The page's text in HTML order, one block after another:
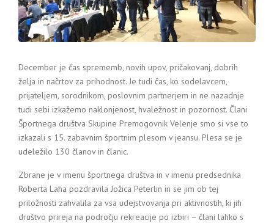
December je čas sprememb, novih upov, pričakovanj, dobrih
želja in načrtov za prihodnost. Je tudi čas, ko sodelavcem,
prijateljem, sorodnikom, poslovnim partnerjem in ne nazadnje
tudi sebi izkažemo naklonjenost, hvaležnost in pozornost. Člani
Športnega društva Skupine Premogovnik Velenje smo si vse to
izkazali s 15. zabavnim športnim plesom v jeansu. Plesa se je
udeležilo 130 članov in članic.
Zbrane je v imenu športnega društva in v imenu predsednika
Roberta Laha pozdravila Jožica Peterlin in se jim ob tej
priložnosti zahvalila za vsa udejstvovanja pri aktivnostih, ki jih
društvo prireja na področju rekreacije po izbiri – člani lahko s